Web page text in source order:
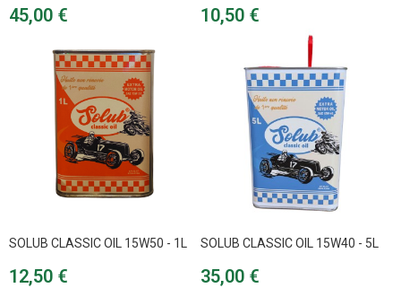
Prix
45,00 € Prix
10,50 €
SOLUB CLASSIC OIL 15W50 - 1L
Prix
12,50 €
SOLUB CLASSIC OIL 15W40 - 5L
Prix
35,00 €